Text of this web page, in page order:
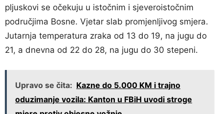
pljuskovi se očekuju u istočnim i sjeveroistočnim
područjima Bosne. Vjetar slab promjenljivog smjera.
Jutarnja temperatura zraka od 13 do 19, na jugu do
21, a dnevna od 22 do 28, na jugu do 30 stepeni.
Upravo se čita: Kazne do 5.000 KM i trajno
oduzimanje vozila: Kanton u FBiH uvodi stroge